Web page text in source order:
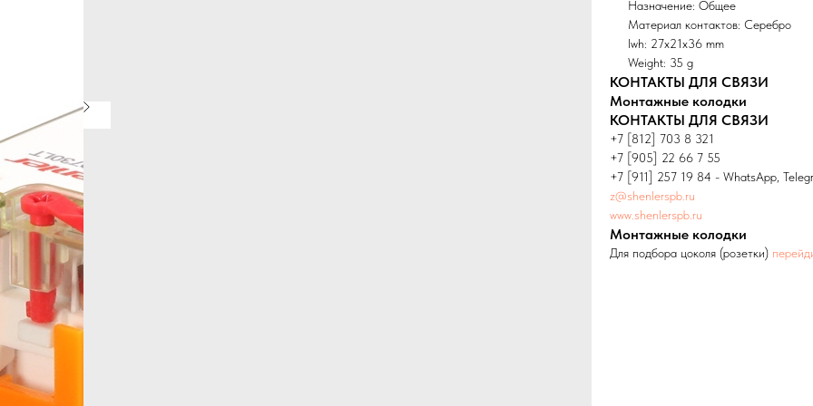
Назначение: Общее
Материал контактов: Серебро
lwh: 27x21x36 mm
Weight: 35 g
КОНТАКТЫ ДЛЯ СВЯЗИ
Монтажные колодки
КОНТАКТЫ ДЛЯ СВЯЗИ
+7 [812] 703 8 321
+7 [905] 22 66 7 55
+7 [911] 257 19 84 - WhatsApp,
z@shenlerspb.ru
www.shenlerspb.ru
Монтажные колодки
Для подбора цоколя (розетки)